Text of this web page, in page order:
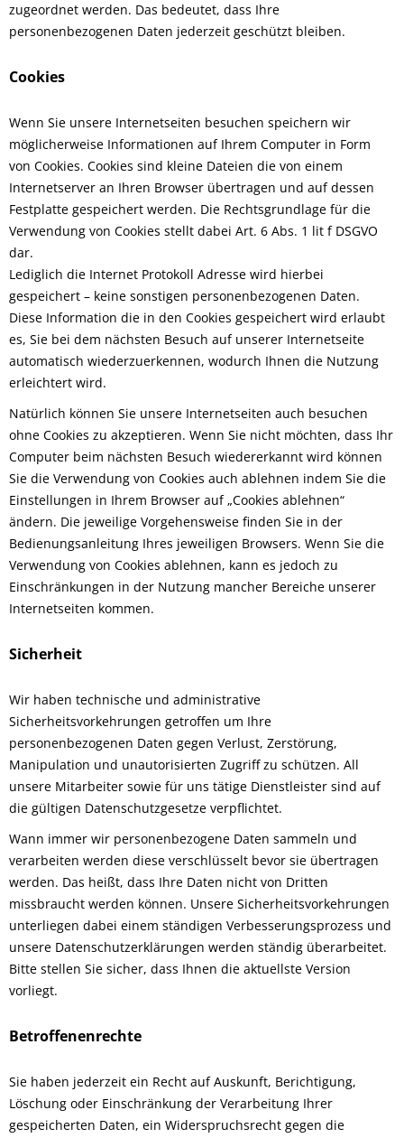
zugeordnet werden. Das bedeutet, dass Ihre
personenbezogenen Daten jederzeit geschützt bleiben.
Cookies
Wenn Sie unsere Internetseiten besuchen speichern wir
möglicherweise Informationen auf Ihrem Computer in Form
von Cookies. Cookies sind kleine Dateien die von einem
Internetserver an Ihren Browser übertragen und auf dessen
Festplatte gespeichert werden. Die Rechtsgrundlage für die
Verwendung von Cookies stellt dabei Art. 6 Abs. 1 lit f DSGVO
dar.
Lediglich die Internet Protokoll Adresse wird hierbei
gespeichert – keine sonstigen personenbezogenen Daten.
Diese Information die in den Cookies gespeichert wird erlaubt
es, Sie bei dem nächsten Besuch auf unserer Internetseite
automatisch wiederzuerkennen, wodurch Ihnen die Nutzung
erleichtert wird.
Natürlich können Sie unsere Internetseiten auch besuchen
ohne Cookies zu akzeptieren. Wenn Sie nicht möchten, dass Ihr
Computer beim nächsten Besuch wiedererkannt wird können
Sie die Verwendung von Cookies auch ablehnen indem Sie die
Einstellungen in Ihrem Browser auf „Cookies ablehnen“
ändern. Die jeweilige Vorgehensweise finden Sie in der
Bedienungsanleitung Ihres jeweiligen Browsers. Wenn Sie die
Verwendung von Cookies ablehnen, kann es jedoch zu
Einschränkungen in der Nutzung mancher Bereiche unserer
Internetseiten kommen.
Sicherheit
Wir haben technische und administrative
Sicherheitsvorkehrungen getroffen um Ihre
personenbezogenen Daten gegen Verlust, Zerstörung,
Manipulation und unautorisierten Zugriff zu schützen. All
unsere Mitarbeiter sowie für uns tätige Dienstleister sind auf
die gültigen Datenschutzgesetze verpflichtet.
Wann immer wir personenbezogene Daten sammeln und
verarbeiten werden diese verschlüsselt bevor sie übertragen
werden. Das heißt, dass Ihre Daten nicht von Dritten
missbraucht werden können. Unsere Sicherheitsvorkehrungen
unterliegen dabei einem ständigen Verbesserungsprozess und
unsere Datenschutzerklärungen werden ständig überarbeitet.
Bitte stellen Sie sicher, dass Ihnen die aktuellste Version
vorliegt.
Betroffenenrechte
Sie haben jederzeit ein Recht auf Auskunft, Berichtigung,
Löschung oder Einschränkung der Verarbeitung Ihrer
gespeicherten Daten, ein Widerspruchsrecht gegen die